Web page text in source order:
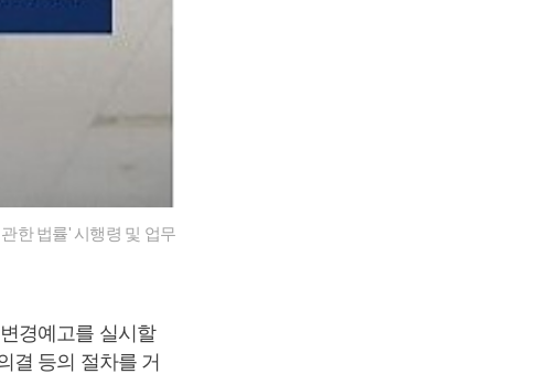
한 법률' 시행령 및 업무
경예고를 실시할
결 등의 절차를 거